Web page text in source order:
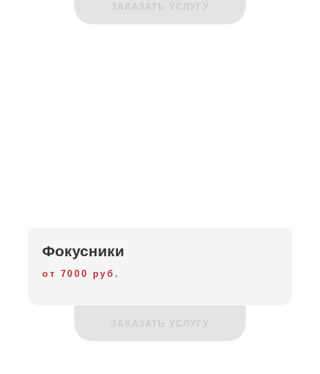
ЗАКАЗАТЬ УСЛУГУ
Фокусники
от 7000 руб.
ЗАКАЗАТЬ УСЛУГУ